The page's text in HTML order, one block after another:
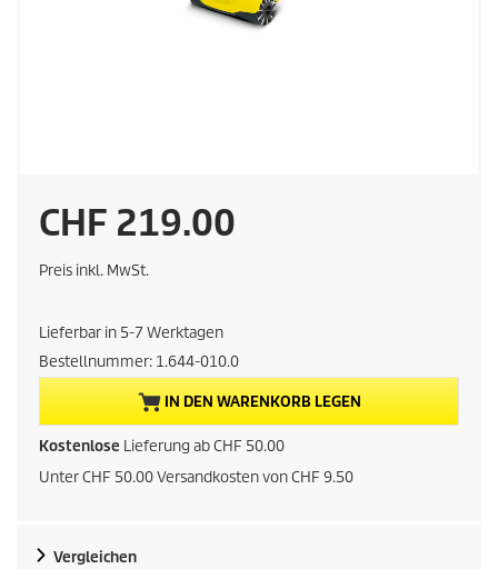
A
k
u
e
l
l
e
CHF 219.00
Preis inkl. MwSt.
Lieferbar in 5-7 Werktagen
Bestellnummer: 1.644-010.0
IN DEN WARENKORB LEGEN
Kostenlose Lieferung ab CHF 50.00
Unter CHF 50.00 Versandkosten von CHF 9.50
Vergleichen